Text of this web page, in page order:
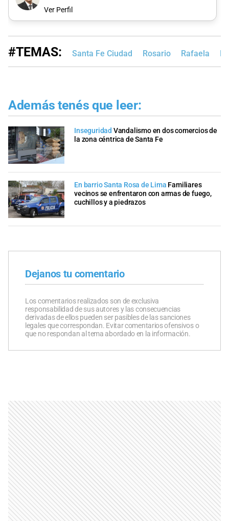
Ver Perfil
#TEMAS: Santa Fe Ciudad Rosario Rafaela
Además tenés que leer:
Inseguridad Vandalismo en dos comercios de
la zona céntrica de Santa Fe
En barrio Santa Rosa de Lima Familiares
vecinos se enfrentaron con armas de fuego,
cuchillos y a piedrazos
Dejanos tu comentario
Los comentarios realizados son de exclusiva
responsabilidad de sus autores y las consecuencias
derivadas de ellos pueden ser pasibles de las sanciones
legales que correspondan. Evitar comentarios ofensivos o
que no respondan al tema abordado en la información.